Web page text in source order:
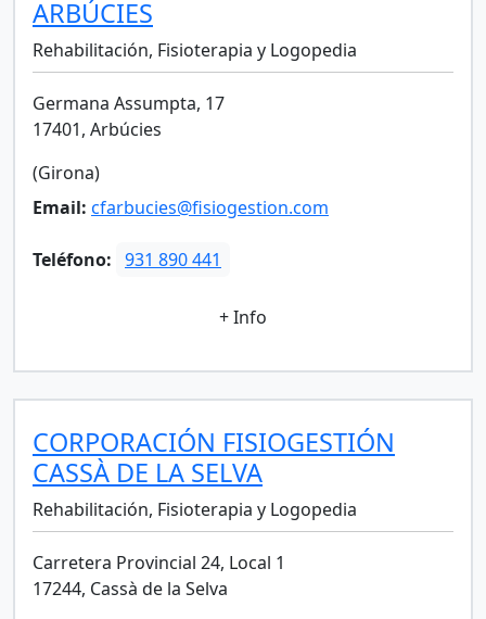
ARBÚCIES
Rehabilitación, Fisioterapia y Logopedia
Germana Assumpta, 17
17401, Arbúcies
(Girona)
Email: cfarbucies@fisiogestion.com
Teléfono: 931 890 441
+ Info
CORPORACIÓN FISIOGESTIÓN
CASSÀ DE LA SELVA
Rehabilitación, Fisioterapia y Logopedia
Carretera Provincial 24, Local 1
17244, Cassà de la Selva